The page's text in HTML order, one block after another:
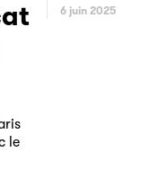
6 juin 2025
le